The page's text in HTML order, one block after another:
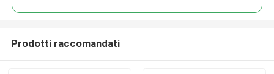
Prodotti raccomandati